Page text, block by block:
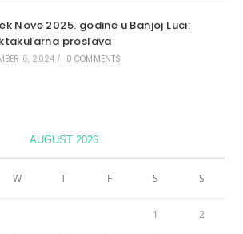
Nove 2025. godine u Banjoj Luci:
proslava
6, 2024 / 0 COMMENTS
AUGUST 2026
W T F S S
1 2